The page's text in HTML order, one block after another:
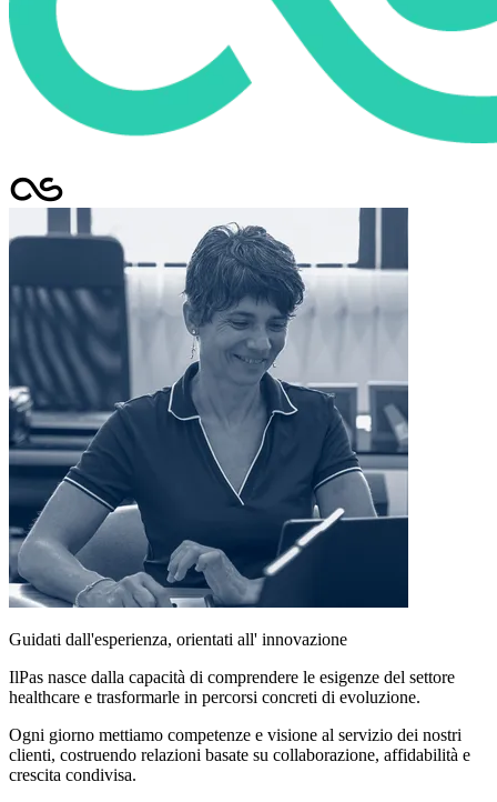
Guidati dall'esperienza, orientati all' innovazione
IlPas nasce dalla capacità di comprendere le esigenze del settore
healthcare e trasformarle in percorsi concreti di evoluzione.
Ogni giorno mettiamo competenze e visione al servizio dei nostri
clienti, costruendo relazioni basate su collaborazione, affidabilità e
crescita condivisa.